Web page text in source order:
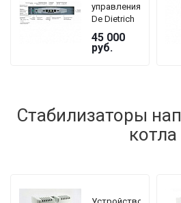
управления
De Dietrich
DTG 230
GJ5 B3
45 000
руб.
Стабилизаторы
котла